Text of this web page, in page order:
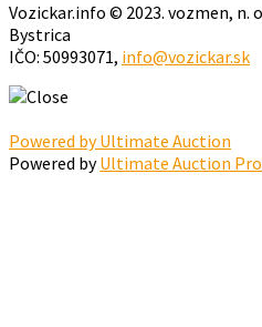
Vozickar.info © 2023. vozmen, n.
Bystrica
IČO: 50993071, info@vozickar.sk
Powered by Ultimate Auction
Powered byUltimate Auction Pro